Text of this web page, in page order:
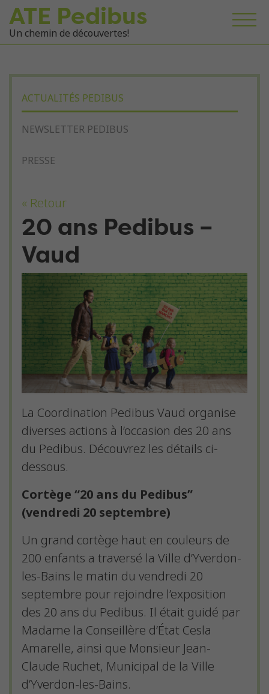
ATE Pedibus
Un chemin de découvertes!
ACTUALITÉS PEDIBUS
NEWSLETTER PEDIBUS
PRESSE
« Retour
20 ans Pedibus –
Vaud
La Coordination Pedibus Vaud organise
diverses actions à l’occasion des 20 ans
du Pedibus. Découvrez les détails ci-
dessous.
Cortège “20 ans du Pedibus”
(vendredi 20 septembre)
Un grand cortège haut en couleurs de
200 enfants a traversé la Ville d’Yverdon-
les-Bains le matin du vendredi 20
septembre pour rejoindre l’exposition
des 20 ans du Pedibus. Il était guidé par
Madame la Conseillère d’État Cesla
Amarelle, ainsi que Monsieur Jean-
Claude Ruchet, Municipal de la Ville
d’Yverdon-les-Bains.